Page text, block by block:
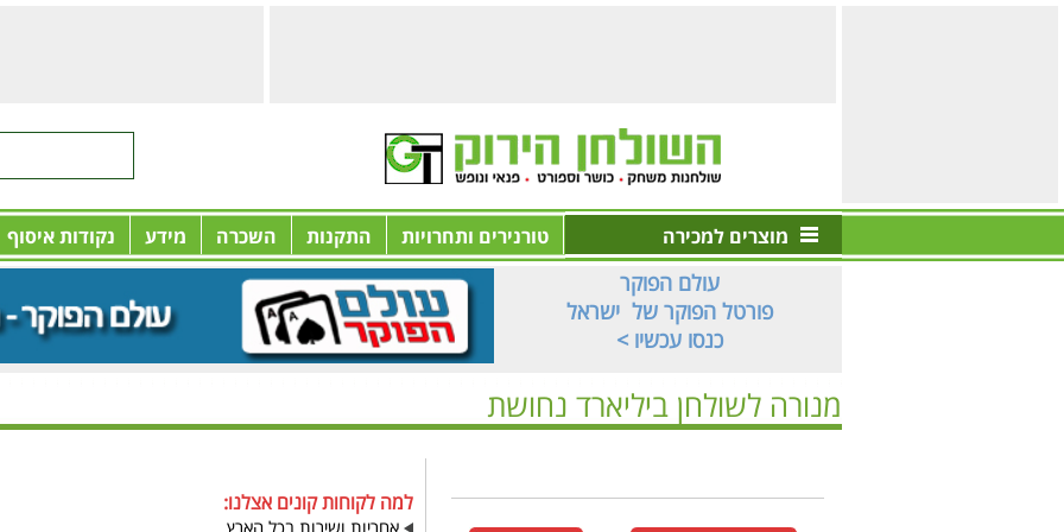
מוצרים למכירה טורנירים ותחרויות התקנות השכרה מידע נקודות איסוף
עולם הפוקר
פורטל הפוקר של ישראל
< כנסו עכשיו
מנורה לשולחן ביליארד נחושת
למה לקוחות קונים אצלנו:
אחריות ושירות בכל הארץ